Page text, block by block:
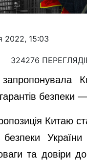
2022, 15:03
324276
безпеки
Китаю
безпеки
та довіри